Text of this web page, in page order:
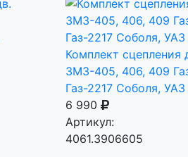
Комплект сцепления
ЗМЗ-405, 406, 409
Газ-2217 Соболя, УАЗ
6 990
Артикул:
4061.3906605